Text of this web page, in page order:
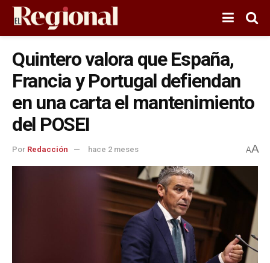
Quintero valora que España,
Francia y Portugal defiendan
en una carta el mantenimiento
del POSEI
Por Redacción hace 2 meses AA